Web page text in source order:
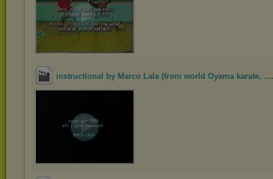
instructional by Marco Lala (from world Oyama karate, ...